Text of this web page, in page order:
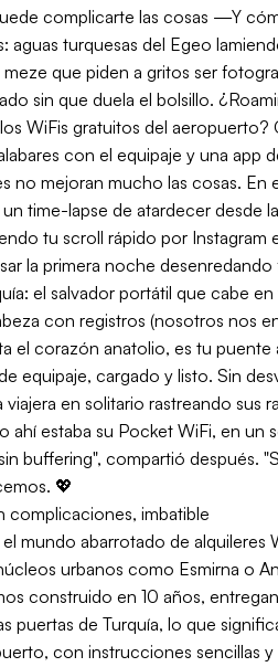
complicarte las cosas —Y
aguas turquesas del Egeo
que piden a gritos ser
sin que duela el bolsillo.
WiFis gratuitos del
con el equipaje y una app
no mejoran mucho las cosas.
time-lapse de atardecer
tu scroll rápido por
la primera noche
el salvador portátil que cabe
con registros (nosotros nos
el corazón anatolio, es tu
equipaje, cargado y listo. Sin
en solitario rastreando
ahí estaba su Pocket WiFi, en
buffering", compartió después.
💖
complicaciones, imbatible
mundo abarrotado de
urbanos como Esmirna o
construido en 10 años,
puertas de Turquía, lo que
con instrucciones sencillas